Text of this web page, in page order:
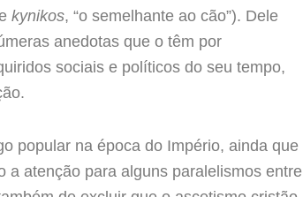
kynikos, “o semelhante ao cão”). Dele
anedotas que o têm por
sociais e políticos do seu tempo,
popular na época do Império, ainda que
a atenção para alguns paralelismos entre